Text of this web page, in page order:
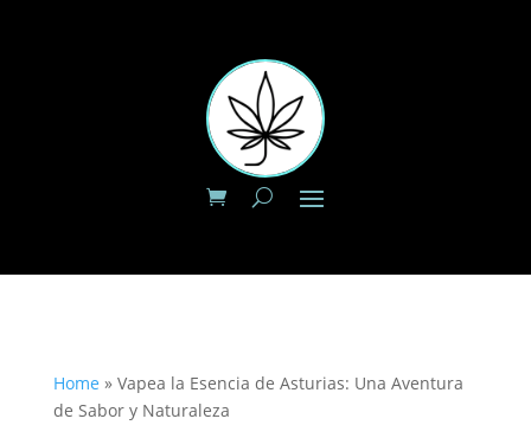
Home » Vapea la Esencia de Asturias: Una Aventura
de Sabor y Naturaleza